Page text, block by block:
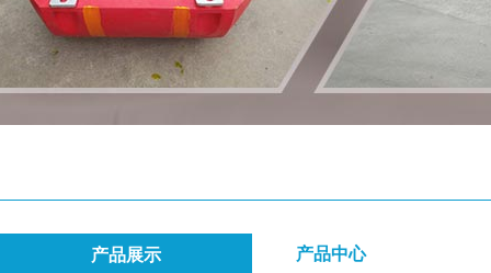
产品展示 产品中心